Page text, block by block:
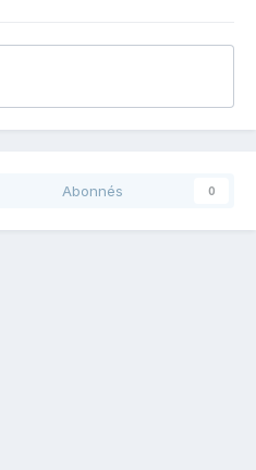
Abonnés 0